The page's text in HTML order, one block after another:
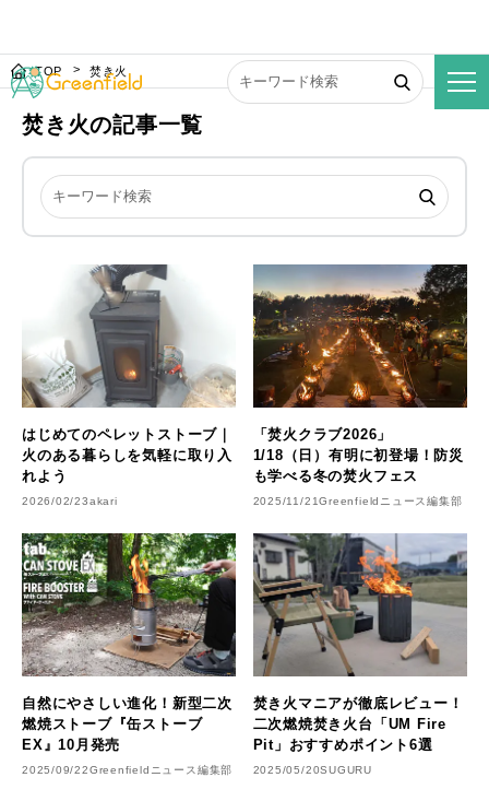
TOP 焚き火
焚き火の記事一覧
はじめてのペレットストーブ｜
火のある暮らしを気軽に取り入
れよう
2026/02/23akari
「焚火クラブ2026」
1/18（日）有明に初登場！防災
も学べる冬の焚火フェス
2025/11/21Greenfieldニュース編集部
自然にやさしい進化！新型二次
燃焼ストーブ『缶ストーブ
EX』10月発売
2025/09/22Greenfieldニュース編集部
焚き火マニアが徹底レビュー！
二次燃焼焚き火台「UM Fire
Pit」おすすめポイント6選
2025/05/20SUGURU